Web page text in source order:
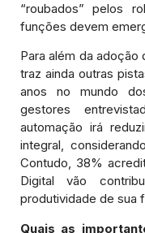
“roubados” pelos
funções devem
Para além da
traz ainda outras
anos no mundo
gestores
automação irá
integral,
Contudo, 38%
Digital vão
produtividade de sua
Quais as